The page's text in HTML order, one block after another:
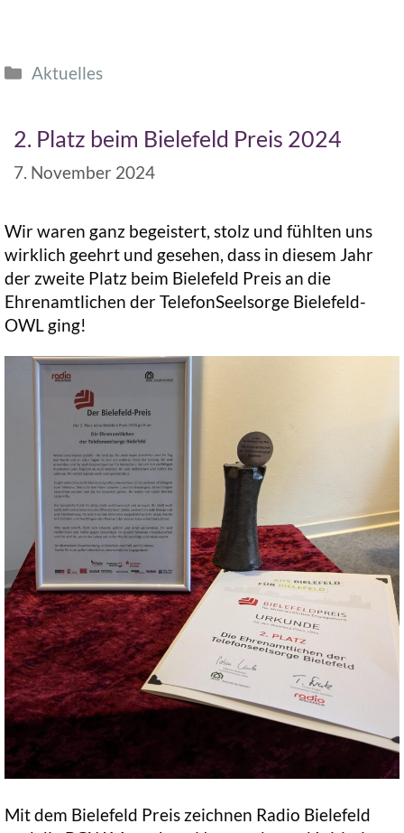
Aktuelles
2. Platz beim Bielefeld Preis 2024
7. November 2024
Wir waren ganz begeistert, stolz und fühlten uns
wirklich geehrt und gesehen, dass in diesem Jahr
der zweite Platz beim Bielefeld Preis an die
Ehrenamtlichen der TelefonSeelsorge Bielefeld-
OWL ging!
Mit dem Bielefeld Preis zeichnen Radio Bielefeld